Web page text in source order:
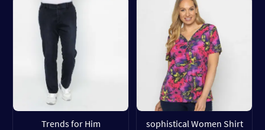
Trends for Him
sophistical Women Shirt